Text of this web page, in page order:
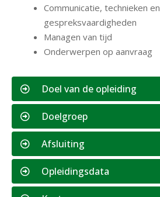
Communicatie, technieken en
gespreksvaardigheden
Managen van tijd
Onderwerpen op aanvraag
Doel van de opleiding
Doelgroep
Afsluiting
Opleidingsdata